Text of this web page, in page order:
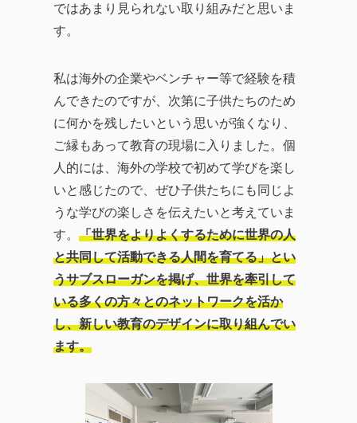
ではあまり見られない取り組みだと思いま
す。
私は海外の企業やベンチャー等で経験を積
んできたのですが、次第に子供たちのため
に何かを残したいという思いが強くなり、
ご縁もあって教育の現場に入りました。個
人的には、海外の学校で初めて学びを楽し
いと感じたので、ぜひ子供たちにも同じよ
うな学びの楽しさを伝えたいと考えていま
す。 「世界をよりよくするために世界の人
と共同して活動できる人間を育てる」とい
うサブスローガンを掲げ、世界を牽引して
いる多くの方々とのネットワークを活か
し、新しい教育のデザインに取り組んでい
ます。